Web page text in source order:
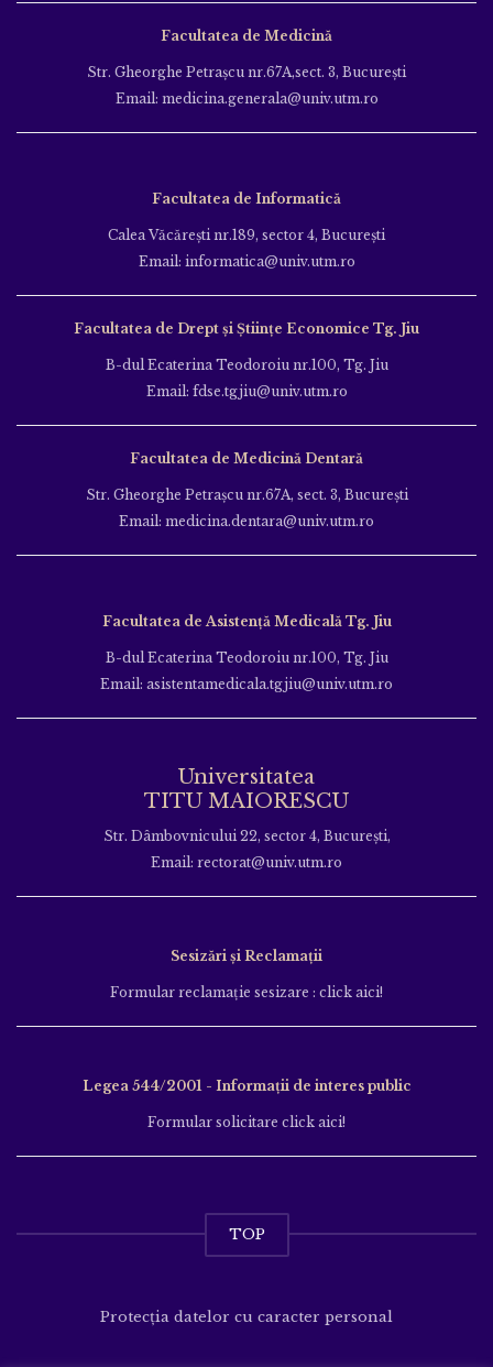
Facultatea de Medicină
Str. Gheorghe Petraşcu nr.67A,sect. 3, Bucureşti
Email: medicina.generala@univ.utm.ro
Facultatea de Informatică
Calea Văcăreşti nr.189, sector 4, Bucureşti
Email: informatica@univ.utm.ro
Facultatea de Drept și Științe Economice Tg. Jiu
B-dul Ecaterina Teodoroiu nr.100, Tg. Jiu
Email: fdse.tgjiu@univ.utm.ro
Facultatea de Medicină Dentară
Str. Gheorghe Petraşcu nr.67A, sect. 3, Bucureşti
Email: medicina.dentara@univ.utm.ro
Facultatea de Asistență Medicală Tg. Jiu
B-dul Ecaterina Teodoroiu nr.100, Tg. Jiu
Email: asistentamedicala.tgjiu@univ.utm.ro
Universitatea
TITU MAIORESCU
Str. Dâmbovnicului 22, sector 4, București,
Email: rectorat@univ.utm.ro
Sesizări și Reclamații
Formular reclamație sesizare : click aici!
Legea 544/2001 - Informații de interes public
Formular solicitare click aici!
TOP
Protecția datelor cu caracter personal